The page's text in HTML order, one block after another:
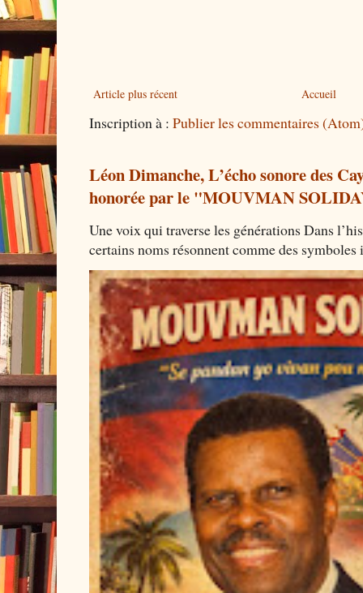
Article plus récent Accueil
Inscription à : Publier les commentaires
Léon Dimanche, L’écho sonore des
honorée par le "MOUVMAN
Une voix qui traverse les générations Dans
certains noms résonnent comme des